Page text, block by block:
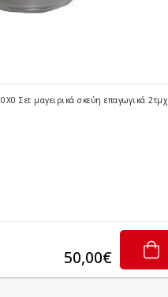
Σετ μαγειρικά σκεύη επαγωγικά 2τμχ
50,00€